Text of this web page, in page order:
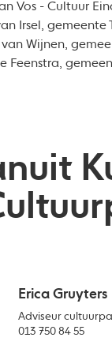
Vos - Cultuur
Irsel, gemeente
Wijnen,
Feenstra,
Erica Gruyters
Adviseur
013 750 84 55